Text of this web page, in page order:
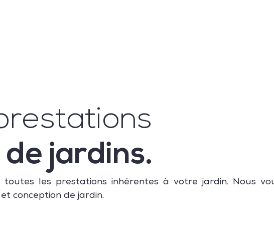
jardins.
les prestations inhérentes à votre jardin. Nous
conception de jardin.